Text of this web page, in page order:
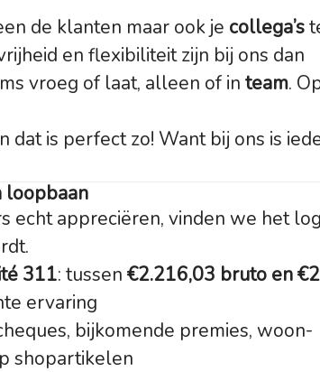
de klanten maar ook je collega’s
en flexibiliteit zijn bij ons dan
vroeg of laat, alleen of in team.
dat is perfect zo! Want bij ons is
loopbaan
echt appreciëren, vinden we het
311: tussen €2.216,03 bruto en
ervaring
bijkomende premies, woon-
shopartikelen